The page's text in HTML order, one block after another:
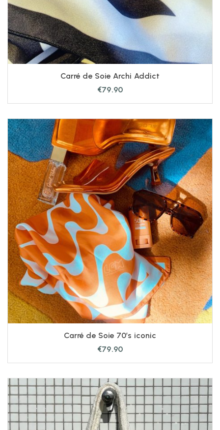
Carré de Soie Archi Addict
€79.90
Carré de Soie 70’s iconic
€79.90